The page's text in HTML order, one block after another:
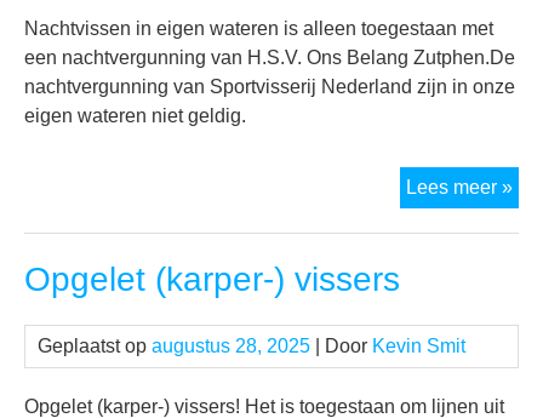
Nachtvissen in eigen wateren is alleen toegestaan met
een nachtvergunning van H.S.V. Ons Belang Zutphen.De
nachtvergunning van Sportvisserij Nederland zijn in onze
eigen wateren niet geldig.
Lees meer »
Opgelet (karper-) vissers
Geplaatst op augustus 28, 2025 | Door Kevin Smit
Opgelet (karper-) vissers! Het is toegestaan om lijnen uit